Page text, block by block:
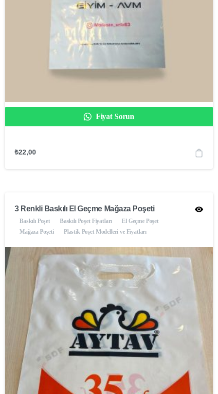
Fiyat Sorun
₺22,00
3 Renkli Baskılı El Geçme Mağaza Poşeti
Baskılı Poşet Baskılı Poşet Fiyatları
El Geçme Poşet
Mağaza Poşeti
Plastik Poşet Modelleri ve Fiyatları